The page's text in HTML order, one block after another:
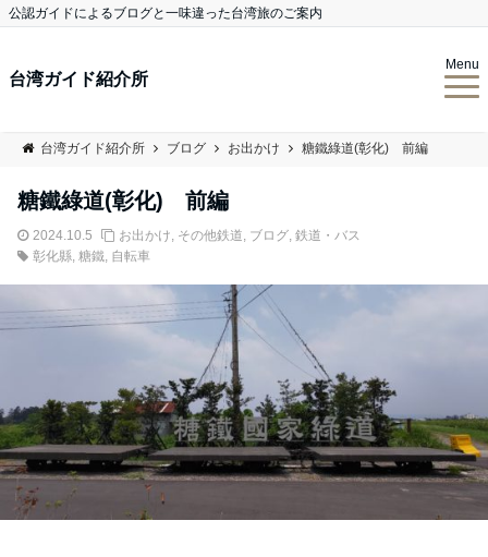
公認ガイドによるブログと一味違った台湾旅のご案内
台湾ガイド紹介所
Menu
台湾ガイド紹介所 ブログ お出かけ 糖鐵綠道(彰化) 前編
糖鐵綠道(彰化) 前編
2024.10.5 お出かけ, その他鉄道, ブログ, 鉄道・バス
彰化縣, 糖鐵, 自転車